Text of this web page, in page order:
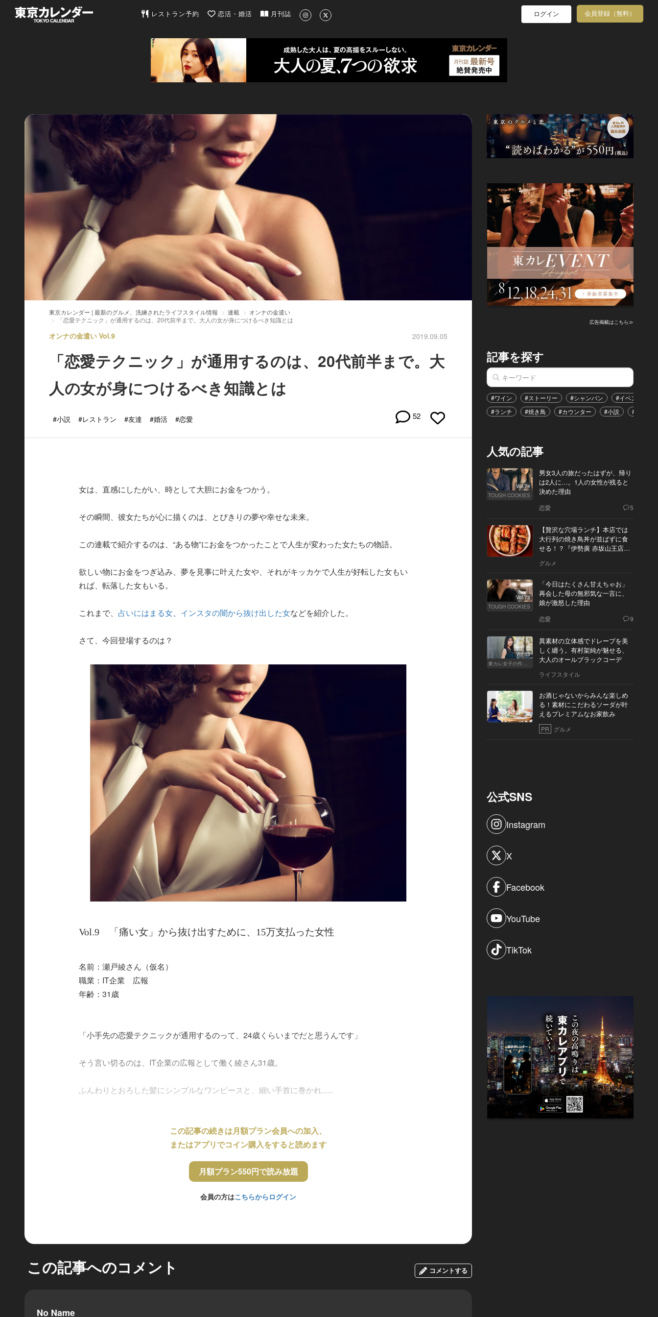
東京カレンダー | 最新のグルメ、洗練されたライフスタイル情報
レストラン予約 恋活・婚活 月刊誌 ログイン 会員登録（無料）
東京カレンダー | 最新のグルメ、洗練されたライフスタイル情報 連載
オンナの金遣い
「恋愛テクニック」が通用するのは、20代前半まで。大人の女が身につけるべき知識とは
オンナの金遣い Vol.9 2019.09.05
「恋愛テクニック」が通用するのは、20代前半まで。大
人の女が身につけるべき知識とは
#小説 #レストラン #友達 #婚活 #恋愛 52
女は、直感にしたがい、時として大胆にお金をつかう。
その瞬間、彼女たちが心に描くのは、とびきりの夢や幸せな未来。
この連載で紹介するのは、“ある物”にお金をつかったことで人生が変わった女たちの物語。
欲しい物にお金をつぎ込み、夢を見事に叶えた女や、それがキッカケで人生が好転した女もい
れば、転落した女もいる。
これまで、 占いにはまる女、 インスタの闇から抜け出した女などを紹介した。
さて、今回登場するのは？
Vol.9 「痛い女」から抜け出すために、15万支払った女性
名前：瀬戸綾さん（仮名）
職業：IT企業 広報
年齢：31歳
「小手先の恋愛テクニックが通用するのって、24歳くらいまでだと思うんです」
そう言い切るのは、IT企業の広報として働く綾さん31歳。
ふんわりとおろした髪にシンプルなワンピースと、細い手首に巻かれ......
この記事の続きは月額プラン会員への加入、
またはアプリでコイン購入をすると読めます
月額プラン550円で読み放題
会員の方はこちらからログイン
この記事へのコメント コメントする
No Name
広告掲載はこちら≫
記事を探す
#ワイン #ストーリー #シャンパン #イベント
#ランチ
#焼き鳥 #カウンター #小説 #恋愛
人気の記事
Vol.74
TOUGH COOKIES
男女3人の旅だったはずが、帰り
は2人に…。1人の女性が残ると
決めた理由
恋愛 5
【贅沢な穴場ランチ】本店では
大行列の焼き鳥丼が並ばずに食
せる！？『伊勢廣 赤坂山王店』
グルメ
Vol.73
TOUGH COOKIES
「今日はたくさん甘えちゃお」
再会した母の無邪気な一言に、
娘が激怒した理由
恋愛 9
Vol.53
東カレ女子の作り方
異素材の立体感でドレープを美
しく纏う。有村架純が魅せる、
大人のオールブラックコーデ
ライフスタイル
お酒じゃないからみんな楽しめ
る！素材にこだわるソーダが叶
えるプレミアムなお家飲み
PR グルメ
公式SNS
Instagram
X
Facebook
YouTube
TikTok